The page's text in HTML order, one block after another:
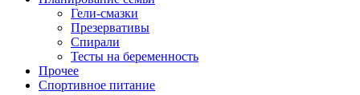
Гели-смазки
Презервативы
Спирали
Тесты на беременность
Прочее
Спортивное питание